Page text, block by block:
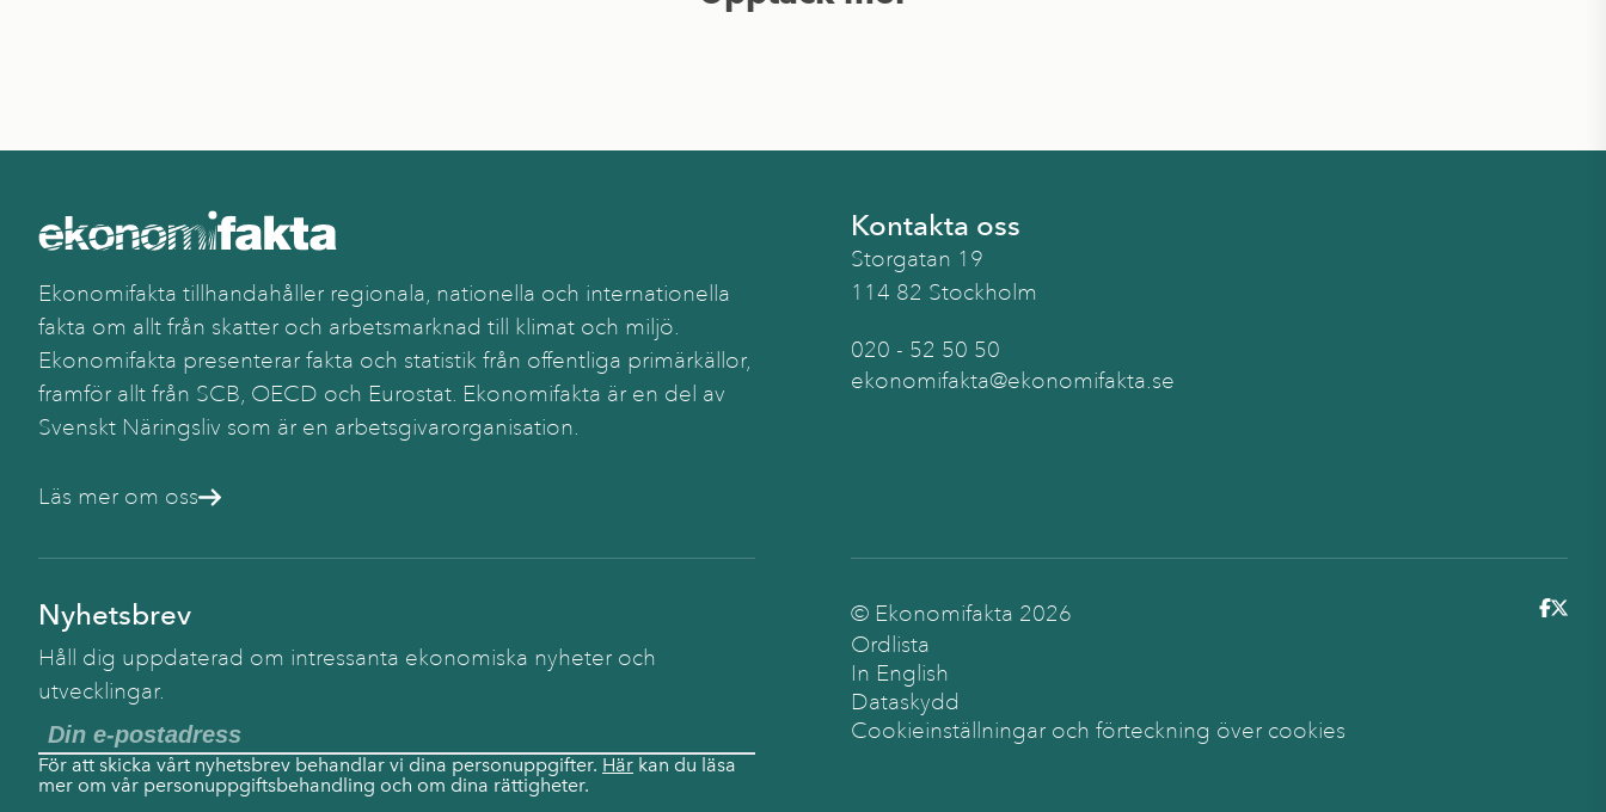
Ekonomifakta tillhandahåller regionala, nationella och internationella
fakta om allt från skatter och arbetsmarknad till klimat och miljö.
Ekonomifakta presenterar fakta och statistik från offentliga primärkällor,
framför allt från SCB, OECD och Eurostat. Ekonomifakta är en del av
Svenskt Näringsliv som är en arbetsgivarorganisation.
Läs mer om oss
Kontakta oss
Storgatan 19
114 82 Stockholm
020 - 52 50 50
ekonomifakta@ekonomifakta.se
Nyhetsbrev
Håll dig uppdaterad om intressanta ekonomiska nyheter och
utvecklingar.
För att skicka vårt nyhetsbrev behandlar vi dina personuppgifter. Här kan du läsa
mer om vår personuppgiftsbehandling och om dina rättigheter.
© Ekonomifakta 2026
Ordlista
In English
Dataskydd
Cookieinställningar och förteckning över cookies